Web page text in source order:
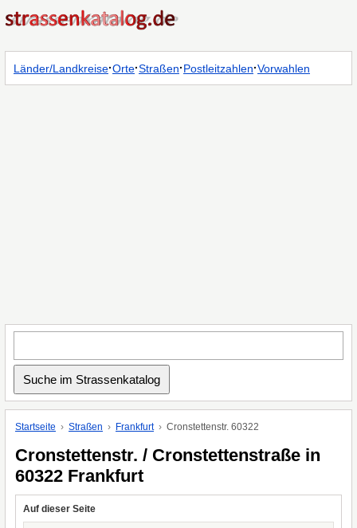
Länder/Landkreise·Orte·Straßen·Postleitzahlen·Vorwahlen
Startseite Straßen Frankfurt Cronstettenstr. 60322
Cronstettenstr. / Cronstettenstraße in
60322 Frankfurt
Auf dieser Seite